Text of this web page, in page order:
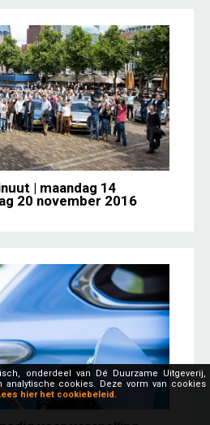
| maandag 14
20 november 2016
onderdeel van Dé Duurzame Uitgeverij,
cookies. Deze vorm van cookies
hier het cookiebeleid.